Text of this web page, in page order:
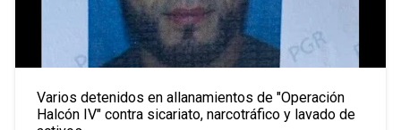
Varios detenidos en allanamientos de "Operación
Halcón IV" contra sicariato, narcotráfico y lavado de